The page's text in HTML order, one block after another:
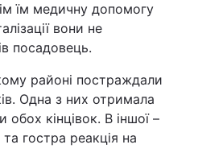
їм медичну допомогу
вони не
посадовець.
районі постраждали
Одна з них отримала
обох кінцівок. В іншої –
гостра реакція на